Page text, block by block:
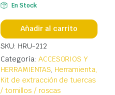
En Stock
Añadir al carrito
SKU: HRU-212
Categoría: ACCESORIOS Y
HERRAMIENTAS, Herramienta,
Kit de extracción de tuercas
/ tornillos / roscas